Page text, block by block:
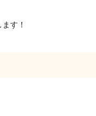
す！